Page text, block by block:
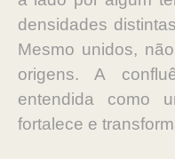
densidades
Mesmo unidos,
origens. A
entendida como
fortalece e